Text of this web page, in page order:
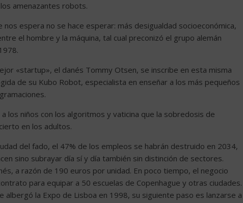
amenazantes robots.
espera no se hace esperar: más desigualdad socioeconómica,
el hombre y la máquina, tal cual preconizó el grupo alemán
«startup», el danés Tommy Otsen, se inscribe en esta misma
de su Kubo Robot, especialista en enseñar a los más pequeños
los niños con los algoritmos y vaticina que la sobredosis de
en los adultos.
del fado, el 47% de los empleos se habrán destruido en 2034,
sino subrayar día sí y día también sin distinción de sectores.
a razón de 190 euros por unidad. En poco tiempo, el negocio
para equipar a 50 escuelas de Copenhague y otras ciudades.
albergó la Expo de Lisboa en 1998, su siguiente paso es lanzarse a